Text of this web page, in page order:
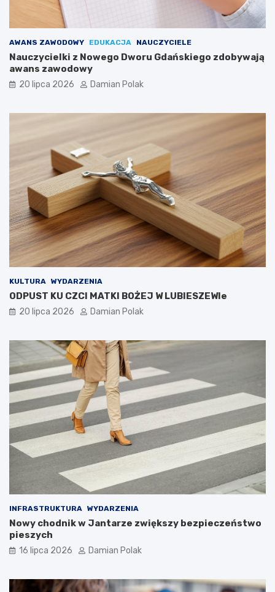
AWANS ZAWODOWY EDUKACJA NAUCZYCIELE
Nauczycielki z Nowego Dworu Gdańskiego zdobywają
awans zawodowy
20 lipca 2026 Damian Polak
KULTURA WYDARZENIA
ODPUST KU CZCI MATKI BOŻEJ W LUBIESZEWIe
20 lipca 2026 Damian Polak
INFRASTRUKTURA WYDARZENIA
Nowy chodnik w Jantarze zwiększy bezpieczeństwo
pieszych
16 lipca 2026 Damian Polak